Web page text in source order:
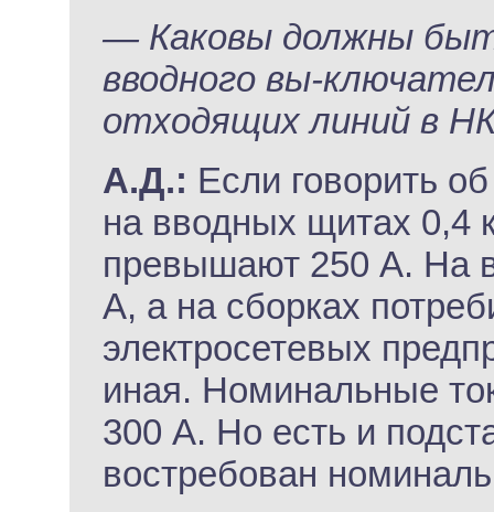
— Каковы должны
вводного вы-
отходящих линий в
А.Д.: Если говорить
на вводных щитах 0,4
превышают 250 А. На
А, а на сборках
электросетевых
иная. Номинальные
300 А. Но есть и
востребован